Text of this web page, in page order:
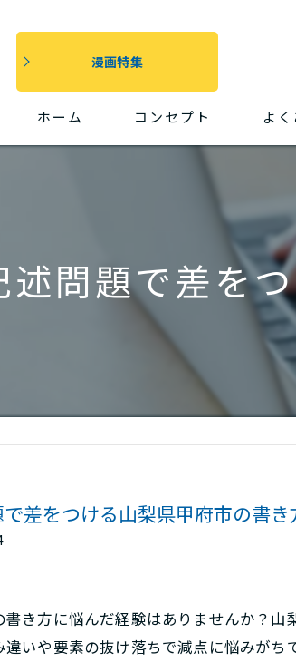
漫画特集
ホーム コンセプト よ
述問題で差を
差をつける山梨県甲府市の書
書き方に悩んだ経験はありませんか？
違いや要素の抜け落ちで減点に悩みが